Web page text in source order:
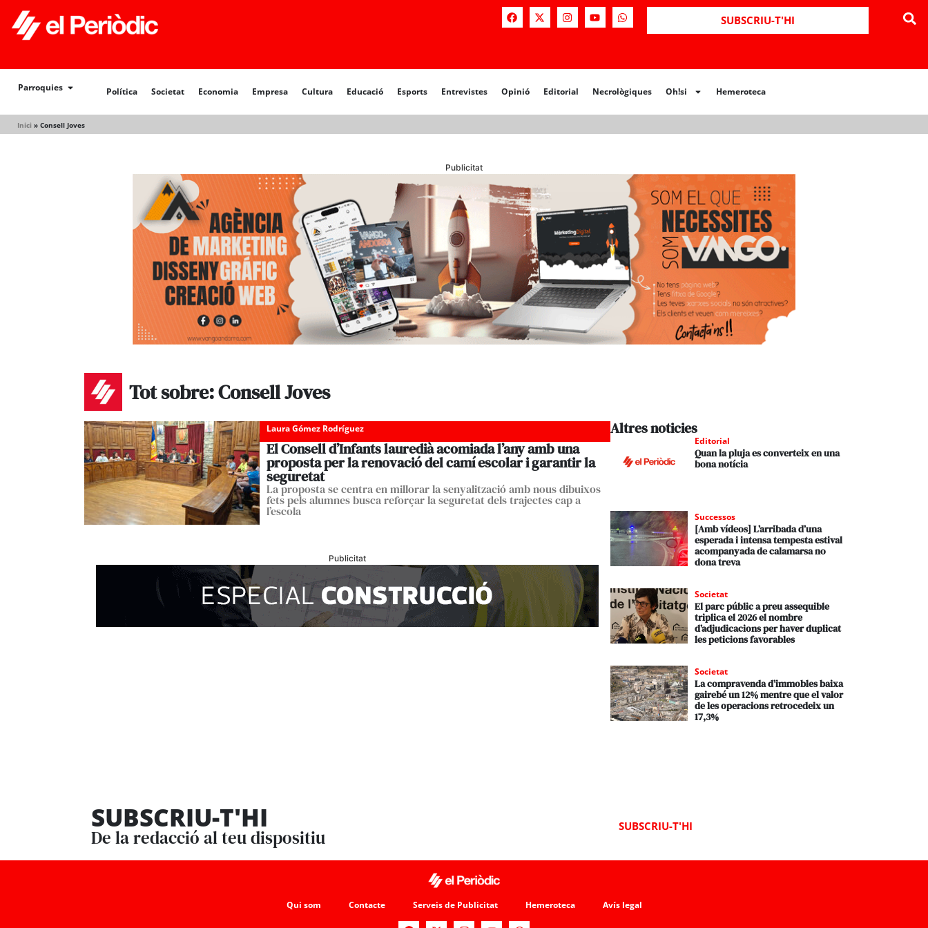
SUBSCRIU-T'HI
Parroquies Política Societat Economia Empresa Cultura Educació Esports Entrevistes Opinió Editorial Necrològiques Oh!si Hemeroteca
Inici » Consell Joves
Política Societat Opinió Editorial Necrològiques Hemeroteca
Publicitat
Tot sobre: Consell Joves
Laura Gómez Rodríguez
El Consell d’Infants lauredià acomiada l’any amb una
proposta per la renovació del camí escolar i garantir la
seguretat
La proposta se centra en millorar la senyalització amb nous dibuixos
fets pels alumnes busca reforçar la seguretat dels trajectes cap a
l’escola
Publicitat
Altres noticies
Editorial
Quan la pluja es converteix en una
bona notícia
Successos
[Amb vídeos] L’arribada d’una
esperada i intensa tempesta estival
acompanyada de calamarsa no
dona treva
Societat
El parc públic a preu assequible
triplica el 2026 el nombre
d’adjudicacions per haver duplicat
les peticions favorables
Societat
La compravenda d’immobles baixa
gairebé un 12% mentre que el valor
de les operacions retrocedeix un
17,3%
SUBSCRIU-T'HI
De la redacció al teu dispositiu
SUBSCRIU-T'HI
Qui som Contacte Serveis de Publicitat Hemeroteca Avís legal